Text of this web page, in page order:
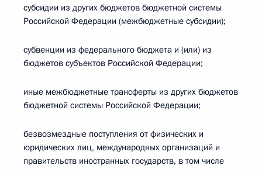
субсидии из других бюджетов бюджетной системы
Российской Федерации (межбюджетные субсидии);
субвенции из федерального бюджета и (или) из
бюджетов субъектов Российской Федерации;
иные межбюджетные трансферты из других бюджетов
бюджетной системы Российской Федерации;
безвозмездные поступления от физических и
юридических лиц, международных организаций и
правительств иностранных государств, в том числе